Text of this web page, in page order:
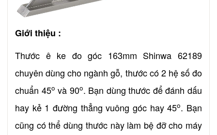
Giới thiệu :
Thước ê ke đo góc 163mm Shinwa 62189
chuyên dùng cho ngành gỗ, thước có 2 hệ số đo
chuẩn 45o và 90o. Bạn dùng thước để đánh dấu
hay kẻ 1 đường thẳng vuông góc hay 45o. Bạn
cũng có thể dùng thước này làm bệ đỡ cho máy